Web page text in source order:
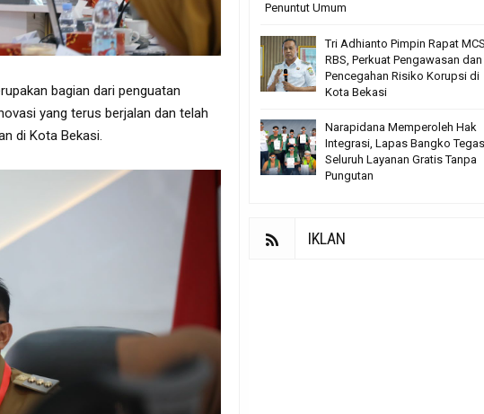
bagian dari penguatan
yang terus berjalan dan telah
di Kota Bekasi.
Penuntut Umum
Tri Adhianto Pimpin Rapat
RBS, Perkuat Pengawasan dan
Pencegahan Risiko Korupsi di
Kota Bekasi
Narapidana Memperoleh Hak
Integrasi, Lapas Bangko
Seluruh Layanan Gratis Tanpa
Pungutan
IKLAN